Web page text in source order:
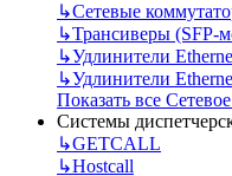
↳Сетевые
↳Трансиверы (SFP-
↳Удлинители
↳Удлинители
Показать все
Системы
↳GETCALL
↳Hostcall